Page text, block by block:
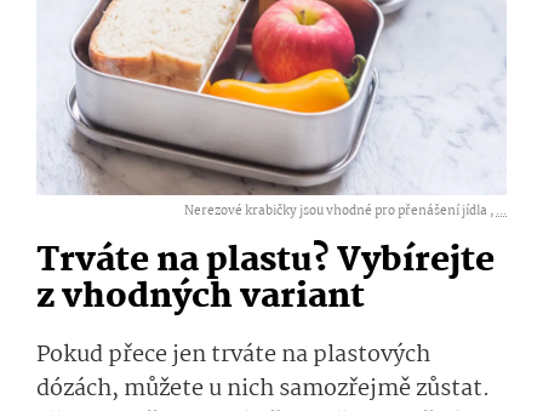
Nerezové krabičky jsou vhodné pro přenášení jídla ,...
Trváte na plastu? Vybírejte
z vhodných variant
Pokud přece jen trváte na plastových
dózách, můžete u nich samozřejmě zůstat.